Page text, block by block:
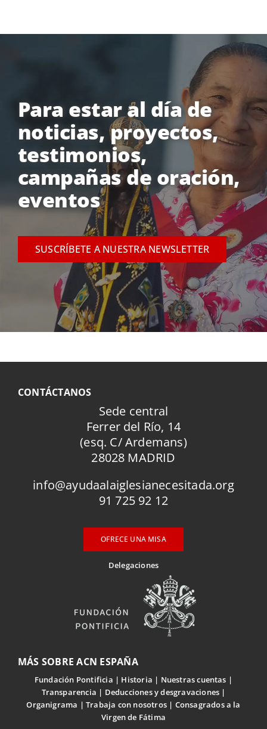
Para estar al día de
noticias, proyectos,
testimonios,
campañas de oración,
eventos
SUSCRÍBETE A NUESTRA NEWSLETTER
CONTÁCTANOS
Sede central
Ferrer del Río, 14
(esq. C/ Ardemans)
28028 MADRID
info@ayudaalaiglesianecesitada.org
91 725 92 12
OFRECE UNA MISA
Delegaciones
MÁS SOBRE ACN ESPAÑA
Fundación Pontificia Historia
Nuestras cuentas
Transparencia
Deducciones y desgravaciones
Organigrama
Trabaja con nosotros
Consagrados a la
Virgen de Fátima